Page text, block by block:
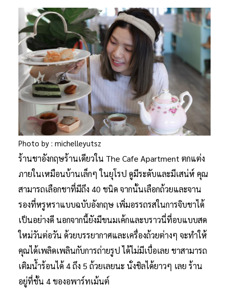
Photo by : michelleyutsz
ร้านชาอังกฤษร้านเดียวใน The Cafe Apartment ตกแต่ง
ภายในเหมือนบ้านเล็กๆ ในยุโรป ดูมีระดับและมีเสน่ห์ คุณ
สามารถเลือกชาที่มีถึง 40 ชนิด จากนั้นเลือกถ้วยและจาน
รองที่หรูหราแบบฉบับอังกฤษ เพิ่มอรรถรสในการจิบชาได้
เป็นอย่างดี นอกจากนี้ยังมีขนมเค้กและบราวนี่ที่อบแบบสด
ใหม่วันต่อวัน ด้วยบรรยากาศและเครื่องถ้วยต่างๆ จะทำให้
คุณได้เพลิดเพลินกับการถ่ายรูป ได้ไม่มีเบื่อเลย ชาสามารถ
เติมน้ำร้อนได้ 4 ถึง 5 ถ้วยเลยนะ นั่งชิลได้ยาวๆ เลย ร้าน
อยู่ที่ชั้น 4 ของอพาร์ทเม้นต์